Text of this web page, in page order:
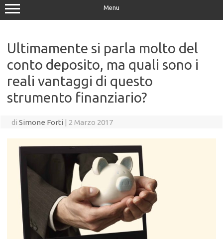
Menu
Ultimamente si parla molto del
conto deposito, ma quali sono i
reali vantaggi di questo
strumento finanziario?
di Simone Forti | 2 Marzo 2017